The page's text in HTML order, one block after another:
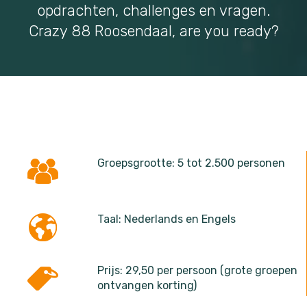
opdrachten, challenges en vragen.
Crazy 88 Roosendaal, are you ready?
Groepsgrootte: 5 tot 2.500 personen
Taal: Nederlands en Engels
Prijs: 29,50 per persoon (grote groepen
ontvangen korting)